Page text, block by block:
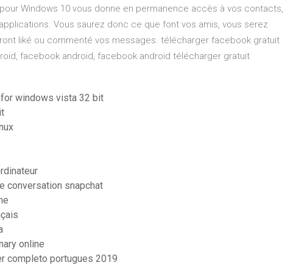
Windows 10 vous donne en permanence accès à vos contacts,
Vous saurez donc ce que font vos amis, vous serez
liké ou commenté vos messages. télécharger facebook gratuit
facebook android, facebook android télécharger gratuit
windows vista 32 bit
conversation snapchat
online
completo portugues 2019